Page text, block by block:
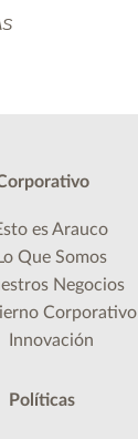
es Arauco
Lo Que Somos
Negocios
Corporativo
Innovación
Políticas